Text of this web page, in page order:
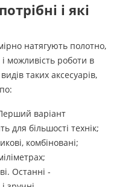
і які
натягують полотно,
і можливість роботи в
таких аксесуарів,
варіант
для більшості технік;
комбіновані;
Останні -